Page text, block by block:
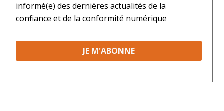
informé(e) des dernières actualités de la
confiance et de la conformité numérique